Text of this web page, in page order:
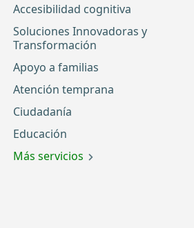
Accesibilidad cognitiva
Soluciones Innovadoras y
Transformación
Apoyo a familias
Atención temprana
Ciudadanía
Educación
Más servicios